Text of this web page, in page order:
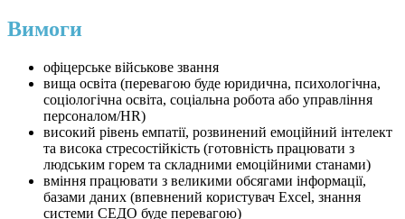
Вимоги
офіцерське військове звання
вища освіта (перевагою буде юридична, психологічна,
соціологічна освіта, соціальна робота або управління
персоналом/HR)
високий рівень емпатії, розвинений емоційний інтелект
та висока стресостійкість (готовність працювати з
людським горем та складними емоційними станами)
вміння працювати з великими обсягами інформації,
базами даних (впевнений користувач Excel, знання
системи СЕДО буде перевагою)